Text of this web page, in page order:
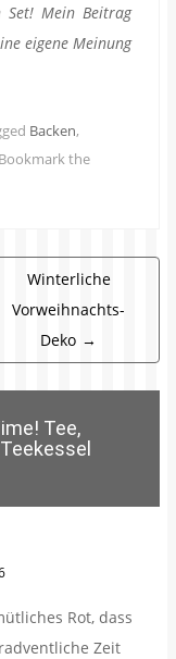
Set! Mein Beitrag
eigene Meinung
Backen,
the
Winterliche
Vorweihnachts-
Deko →
Tee,
Rot, dass
Zeit